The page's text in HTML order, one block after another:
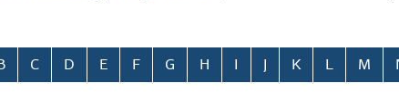
Register überspringen
B C D E F G H K M